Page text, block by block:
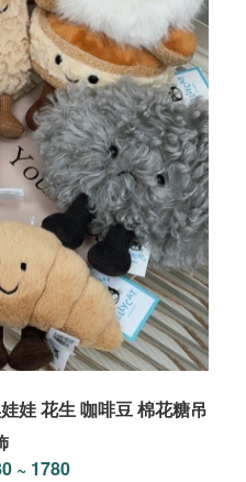
娃 花生 咖啡豆 棉花糖吊
~ 1780